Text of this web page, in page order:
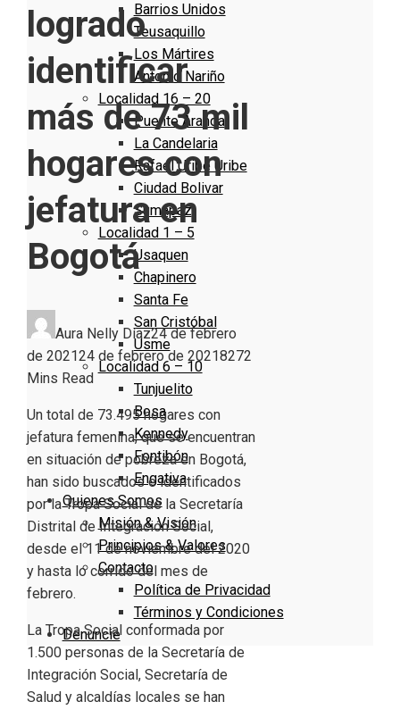
Barrios Unidos
Teusaquillo
Los Mártires
Antonio Nariño
Localidad 16 – 20
Puente Aranda
La Candelaria
Rafael Uribe Uribe
Ciudad Bolivar
Sumapaz
Localidad 1 – 5
Usaquen
Chapinero
Santa Fe
San Cristóbal
Usme
Localidad 6 – 10
Tunjuelito
Bosa
Kennedy
Fontibón
Engativa
Quienes Somos
Misión & Visión
Principios & Valores
Contacto
Política de Privacidad
Términos y Condiciones
Denuncie
logrado
identificar
más de 73 mil
hogares con
jefatura en
Bogotá
Aura Nelly Díaz24 de febrero
de 202124 de febrero de 20218272
Mins Read
Un total de 73.495 hogares con
jefatura femenina, que se encuentran
en situación de pobreza en Bogotá,
han sido buscados e identificados
por la Tropa Social de la Secretaría
Distrital de Integración Social,
desde el 11 de noviembre del 2020
y hasta lo corrido del mes de
febrero.
La Tropa Social conformada por
1.500 personas de la Secretaría de
Integración Social, Secretaría de
Salud y alcaldías locales se han